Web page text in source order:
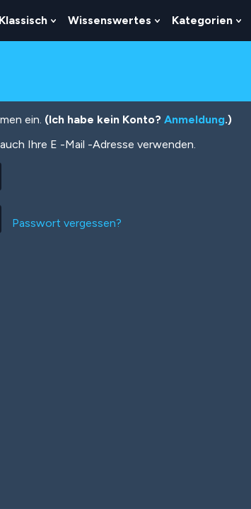
Klassisch
Show
Submenu
Wissenswertes
Show
Submenu
Kategorien
ein. (Ich habe kein Konto? Anmeldung.)
Ihre E -Mail -Adresse verwenden.
Passwort vergessen?